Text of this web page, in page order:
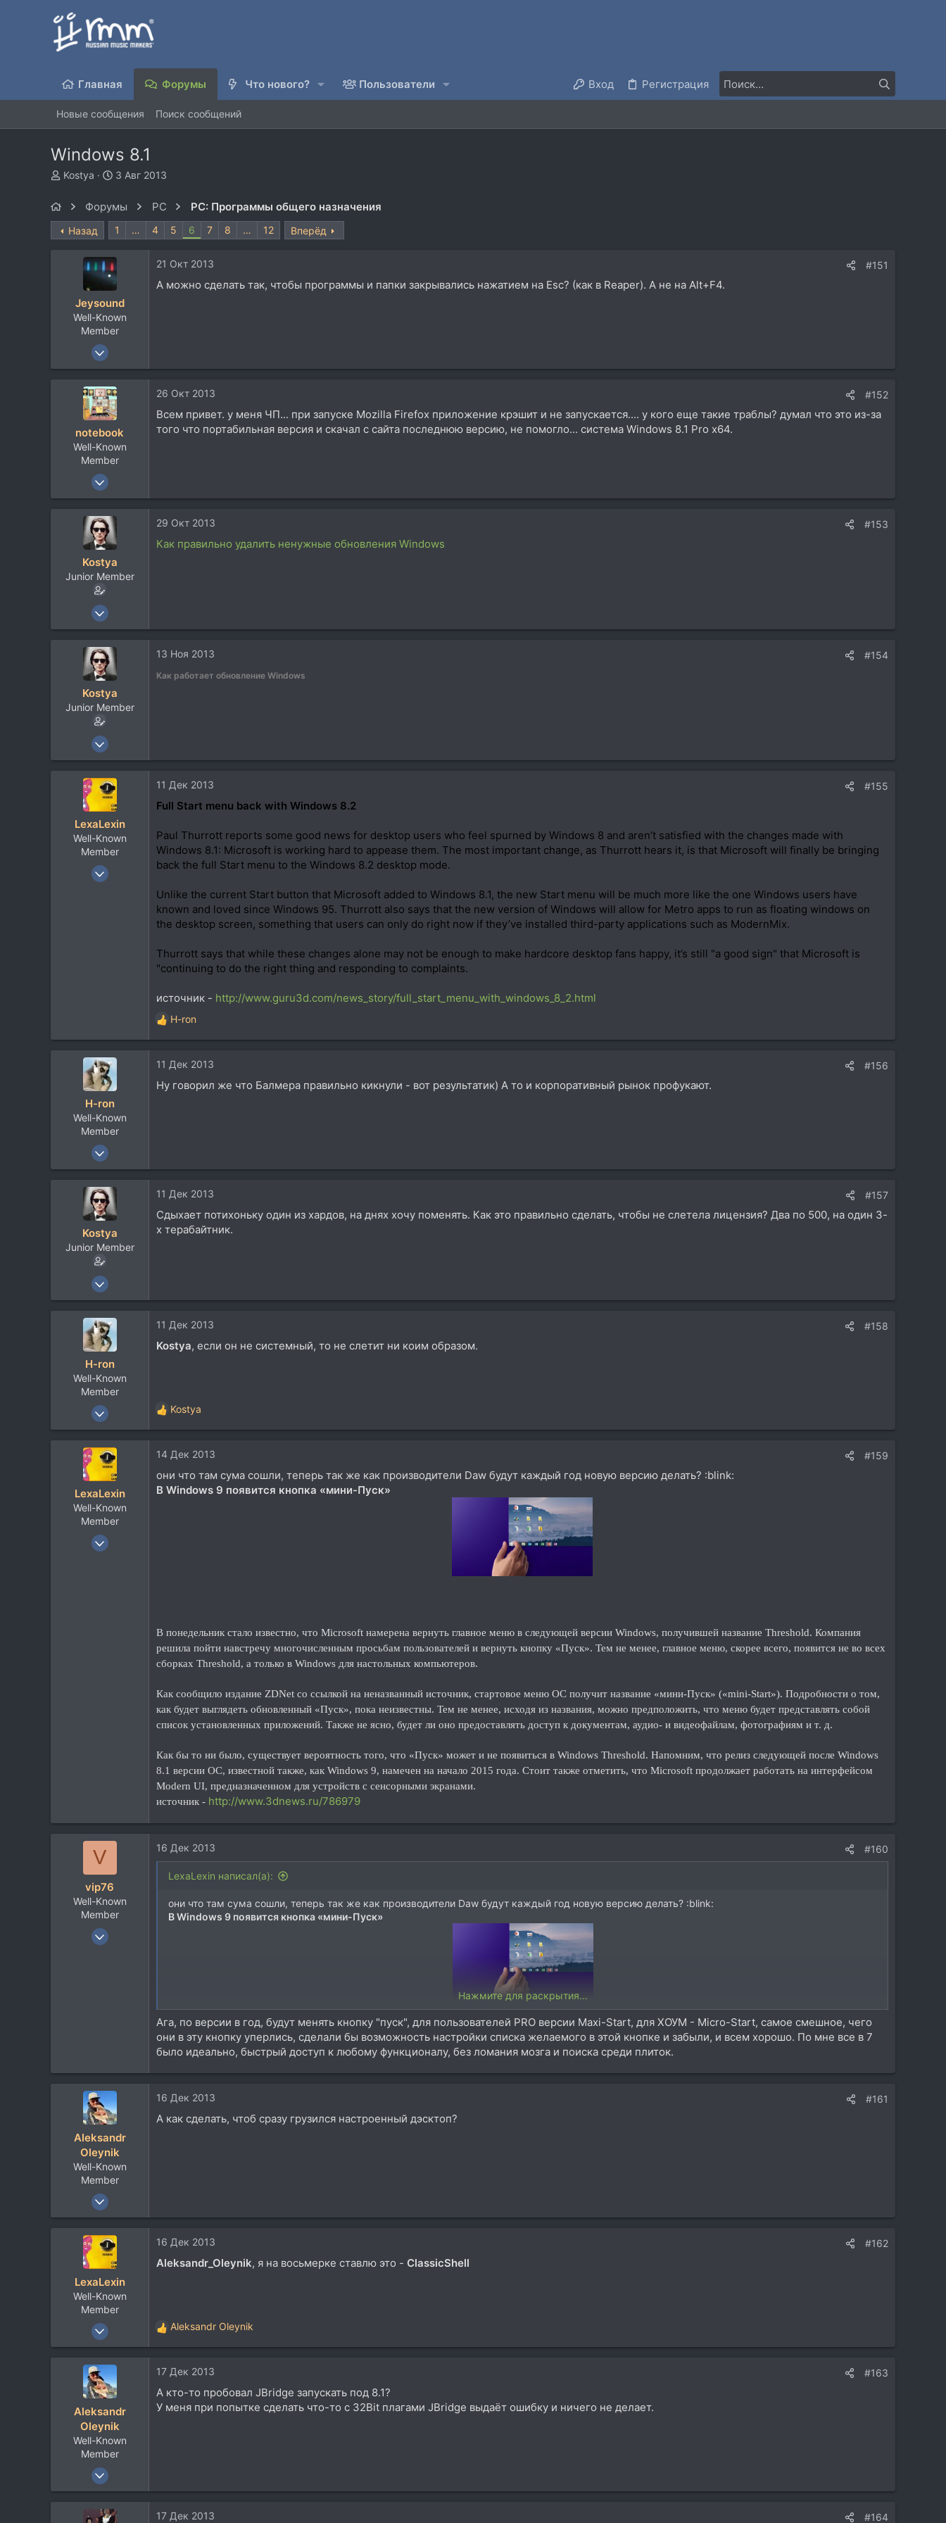
Главная Форумы Что нового? Пользователи Вход Регистрация
Новые сообщения Поиск сообщений
Windows 8.1
А
р
т
Kostya
Д
а
н
а
ч
л
а
3 Авг 2013
Форумы PC PC: Программы общего назначения
Назад 1 … 4 5 6 7 8 … 12 Вперёд
Jeysound
Well-Known
Member
30 Апр 2012
3.628
Russia
21 Окт 2013 #151
А можно сделать так, чтобы программы и папки закрывались нажатием на Esc? (как в Reaper). А не на Alt+F4.
notebook
Well-Known
Member
13 Июн 2011
Тирасполь
26 Окт 2013 #152
Всем привет. у меня ЧП... при запуске Mozilla Firefox приложение крэшит и не запускается.... у кого еще такие траблы? думал что это из-за
того что портабильная версия и скачал с сайта последнюю версию, не помогло... система Windows 8.1 Pro x64.
Kostya
Junior Member
7 Окт 2006
2.623
29 Окт 2013 #153
Как правильно удалить ненужные обновления Windows
Kostya
Junior Member
7 Окт 2006
2.623
13 Ноя 2013 #154
Как работает обновление Windows
LexaLexin
Well-Known
Member
23 Окт 2007
11 Дек 2013 #155
Full Start menu back with Windows 8.2
Paul Thurrott reports some good news for desktop users who feel spurned by Windows 8 and aren’t satisfied with the changes made with
Windows 8.1: Microsoft is working hard to appease them. The most important change, as Thurrott hears it, is that Microsoft will finally be bringing
back the full Start menu to the Windows 8.2 desktop mode.
Unlike the current Start button that Microsoft added to Windows 8.1, the new Start menu will be much more like the one Windows users have
known and loved since Windows 95. Thurrott also says that the new version of Windows will allow for Metro apps to run as floating windows on
the desktop screen, something that users can only do right now if they’ve installed third-party applications such as ModernMix.
Thurrott says that while these changes alone may not be enough to make hardcore desktop fans happy, it’s still "a good sign" that Microsoft is
"continuing to do the right thing and responding to complaints.
источник - http://www.guru3d.com/news_story/full_start_menu_with_windows_8_2.html
Р
е
к
и
H-ron
H-ron
Well-Known
Member
13 Апр 2011
5.822
Москва
11 Дек 2013 #156
Ну говорил же что Балмера правильно кикнули - вот результатик) А то и корпоративный рынок профукают.
Kostya
Junior Member
7 Окт 2006
2.623
11 Дек 2013 #157
Сдыхает потихоньку один из хардов, на днях хочу поменять. Как это правильно сделать, чтобы не слетела лицензия? Два по 500, на один 3-
х терабайтник.
H-ron
Well-Known
Member
13 Апр 2011
5.822
Москва
11 Дек 2013 #158
Kostya, если он не системный, то не слетит ни коим образом.
Р
е
к
и
и
Kostya
LexaLexin
Well-Known
Member
23 Окт 2007
14 Дек 2013 #159
они что там сума сошли, теперь так же как производители Daw будут каждый год новую версию делать? :blink:
В Windows 9 появится кнопка «мини-Пуск»
В понедельник cтало известно, что Microsoft намерена вернуть главное меню в следующей версии Windows, получившей название Threshold. Компания
решила пойти навстречу многочисленным просьбам пользователей и вернуть кнопку «Пуск». Тем не менее, главное меню, скорее всего, появится не во всех
сборках Threshold, а только в Windows для настольных компьютеров.
Как сообщило издание ZDNet со ссылкой на неназванный источник, стартовое меню ОС получит название «мини-Пуск» («mini-Start»). Подробности о том,
как будет выглядеть обновленный «Пуск», пока неизвестны. Тем не менее, исходя из названия, можно предположить, что меню будет представлять собой
список установленных приложений. Также не ясно, будет ли оно предоставлять доступ к документам, аудио- и видеофайлам, фотографиям и т. д.
Как бы то ни было, существует вероятность того, что «Пуск» может и не появиться в Windows Threshold. Напомним, что релиз следующей после Windows
8.1 версии ОС, известной также, как Windows 9, намечен на начало 2015 года. Стоит также отметить, что Microsoft продолжает работать на интерфейсом
Modern UI, предназначенном для устройств с сенсорными экранами.
источник - http://www.3dnews.ru/786979
V
vip76
Well-Known
Member
4 Апр 2007
16 Дек 2013 #160
LexaLexin написал(а):
они что там сума сошли, теперь так же как производители Daw будут каждый год новую версию делать? :blink:
В Windows 9 появится кнопка «мини-Пуск»
В понедельник cтало известно, что Microsoft намерена вернуть главное меню в следующей версии Windows, получившей название Threshold. Компания решила
будет выглядеть обновленный «Пуск», пока неизвестны. Тем не менее, исходя из названия, можно предположить, что меню будет представлять собой список
Нажмите для раскрытия...
Ага, по версии в год, будут менять кнопку "пуск", для пользователей PRO версии Maxi-Start, для ХОУМ - Micro-Start, самое смешное, чего
они в эту кнопку уперлись, сделали бы возможность настройки списка желаемого в этой кнопке и забыли, и всем хорошо. По мне все в 7
было идеально, быстрый доступ к любому функционалу, без ломания мозга и поиска среди плиток.
Aleksandr
Oleynik
Well-Known
Member
16 Янв 2007
26.321
19.927
Киев
16 Дек 2013 #161
А как сделать, чтоб сразу грузился настроенный дэсктоп?
LexaLexin
Well-Known
Member
23 Окт 2007
1.586
16 Дек 2013 #162
Aleksandr_Oleynik, я на восьмерке ставлю это - ClassicShell
Р
е
к
и
и
Aleksandr Oleynik
Aleksandr
Oleynik
Well-Known
Member
16 Янв 2007
26.321
19.927
17 Дек 2013 #163
А кто-то пробовал JBridge запускать под 8.1?
У меня при попытке сделать что-то с 32Bit плагами JBridge выдаёт ошибку и ничего не делает.
17 Дек 2013 #164